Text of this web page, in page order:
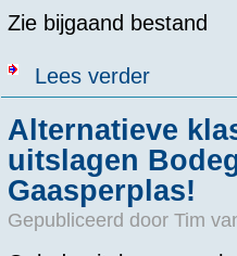
Zie bijgaand bestand
Lees verderover
Alternatieve
uitslagen
Gaasperplas!
Gepubliceerd door Tim